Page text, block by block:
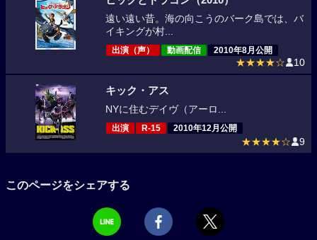
遠い遠い昔。海の向こうのバーク島では、バ
イキングが村...
出演（声） 動画配信 2010年8月公開
★★★★☆ 10
キック・アス
NYに住むデイヴ（アーロ...
出演 R-15 2010年12月公開
★★★★☆ 9
このページをシェアする